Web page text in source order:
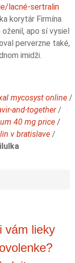
lacné-sertralin
korytár Firmína
apo sí vysiel
perverzne také,
imidži.
mycosyst online /
and-together/
40 mg price /
v bratislave /
vám lieky